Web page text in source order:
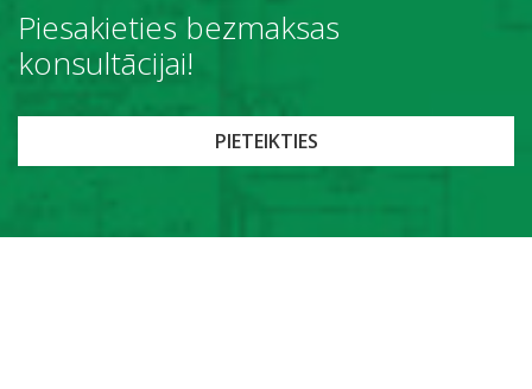
Piesakieties bezmaksas
konsultācijai!
PIETEIKTIES